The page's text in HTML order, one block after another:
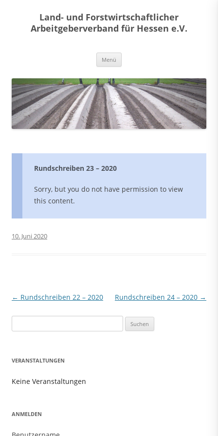
Land- und Forstwirtschaftlicher
Arbeitgeberverband für Hessen e.V.
Menü
Rundschreiben 23 – 2020
Sorry, but you do not have permission to view
this content.
10. Juni 2020
Beitragsnavigation
← Rundschreiben 22 – 2020 Rundschreiben 24 – 2020 →
nach:
VERANSTALTUNGEN
Keine Veranstaltungen
ANMELDEN